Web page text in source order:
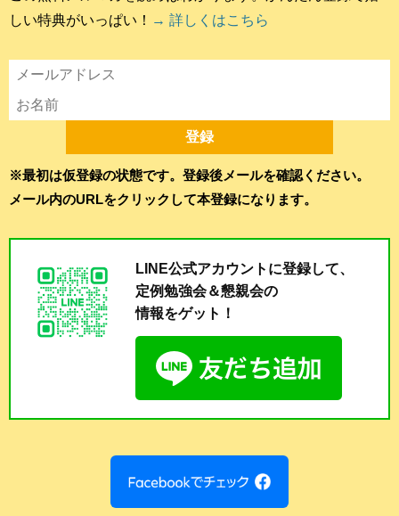
しい特典がいっぱい！ → 詳しくはこちら
※最初は仮登録の状態です。登録後メールを確認ください。
メール内のURLをクリックして本登録になります。
LINE公式アカウントに登録して、
定例勉強会＆懇親会の
情報をゲット！